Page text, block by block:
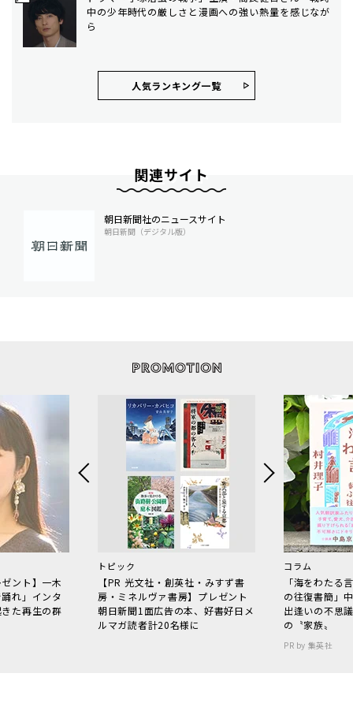
中の少年時代の厳しさと漫画への強い熱量を感じなが
ら
人気ランキング⼀覧
関連サイト
朝日新聞社のニュースサイト
朝日新聞（デジタル版）
ント】一木
れ」インタ
た再生の群
トピック
【PR 光文社・創英社・みすず書
房・ミネルヴァ書房】プレゼント
朝日新聞1面広告の本、好書好日メ
ルマガ読者計20名様に
コラム
「海をわた
の往復書簡」
出逢いの不思
の〝家族〟
PR by 集英社